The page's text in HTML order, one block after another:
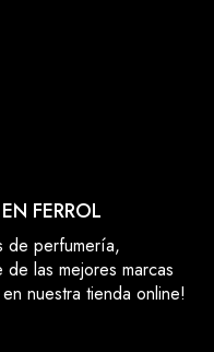
FERROL
de perfumería,
de las mejores marcas
nuestra tienda online!